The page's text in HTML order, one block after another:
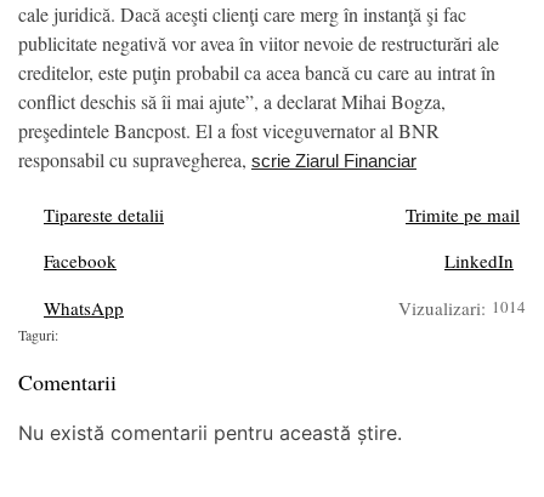
cale juridică. Dacă aceşti clienţi care merg în instanţă şi fac
publicitate negativă vor avea în viitor nevoie de restructurări ale
creditelor, este puţin probabil ca acea bancă cu care au intrat în
conflict deschis să îi mai ajute”, a declarat Mihai Bogza,
preşedintele Bancpost. El a fost viceguvernator al BNR
responsabil cu supravegherea, scrie Ziarul Financiar
Tipareste detalii
Trimite pe mail
Facebook
LinkedIn
WhatsApp
Vizualizari: 1014
Taguri:
Comentarii
Nu există comentarii pentru această știre.